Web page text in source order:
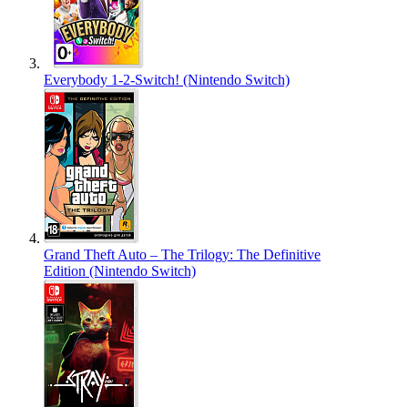
Everybody 1-2-Switch! (Nintendo Switch)
Grand Theft Auto – The Trilogy: The Definitive
Edition (Nintendo Switch)